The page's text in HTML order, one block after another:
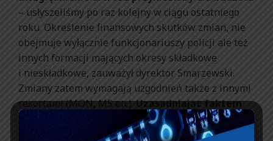
– usłyszeliśmy po raz kolejny w ciągu ostatniego
roku. Określenie finansowych skutków zmian, nie
obejmuje wyłącznie funkcjonariuszy policji ale też
innych formacji mających okresy składkowe
i nieskładkowe, zauważył dyrektor Smarzewski.
Zmiany zatem wymagają uzgodnień także z innymi
resortami (MON, MS etc).Uzasadniając faktem
“trwania” rozmów pomiędzy MSWiA i stroną
społeczną, dyrektor wniósł do Komisji o nie